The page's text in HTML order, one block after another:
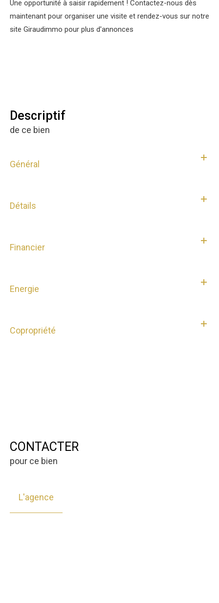
Une opportunité à saisir rapidement ! Contactez-nous dès
maintenant pour organiser une visite et rendez-vous sur notre
site Giraudimmo pour plus d'annonces
descriptif
de ce bien
Général
Détails
Financier
Energie
Copropriété
CONTACTER
pour ce bien
L'agence